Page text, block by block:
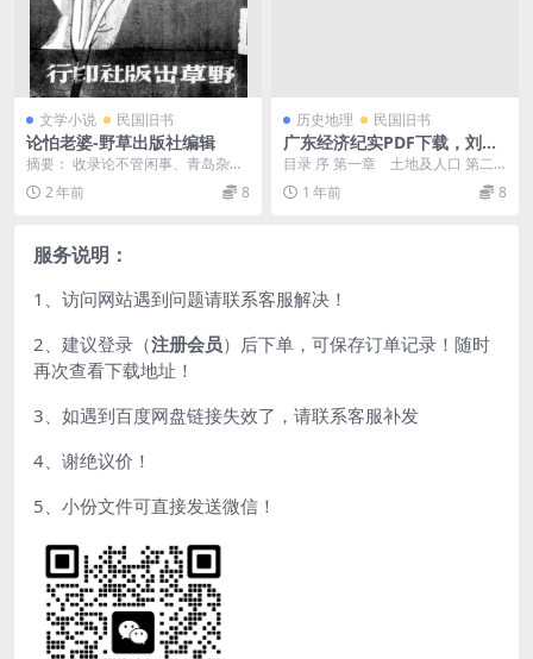
文学小说 民国旧书
论怕老婆-野草出版社编辑
摘要： 收录论不管闲事、青岛杂
忆、论怕老婆、贾芸论等文章 截
图： 服务说明： （...
2 年前 8
历史地理 民国旧书
广东经济纪实PDF下载，刘懋
初编，民国广东史料
目录 序 第一章 土地及人口 第二
章 矿产 第一节 煤矿 第二...
1 年前 8
服务说明：
1、访问网站遇到问题请联系客服解决！
2、建议登录（注册会员）后下单，可保存订单记录！随时
再次查看下载地址！
3、如遇到百度网盘链接失效了，请联系客服补发
4、谢绝议价！
5、小份文件可直接发送微信！